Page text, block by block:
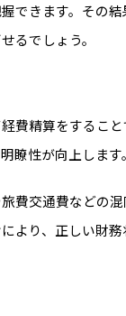
できます。その
るでしょう。
費精算をするこ
瞭性が向上します。
費交通費などの
より、正しい財